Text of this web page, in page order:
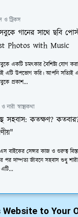
ও ট্রিকস
গানের সাথে ছবি
Photos with Music
একটি চমত্কার বৈশিষ্ট্য যোগ
এটি উপভোগ করি। আপনি
প্রকাশ...
নারী স্বাস্থ্যকথা
সহবাস: কতক্ষণ?
বাইকের সেন্সর কাজ ও গুরুত্ব
পর দাম্পত্য জীবনে সহবাস শুধু
to Your